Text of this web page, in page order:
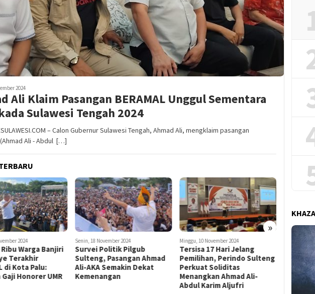
2024
Ali Klaim Pasangan BERAMAL Unggul Sementara
Sulawesi Tengah 2024
– Calon Gubernur Sulawesi Tengah, Ahmad Ali, mengklaim pasangan
(Ahmad Ali - Abdul […]
»
2024
Pilgub
Ahmad
Dekat
Minggu, 10 November 2024
Tersisa 17 Hari Jelang
Pemilihan, Perindo Sulteng
Perkuat Soliditas
Menangkan Ahmad Ali-
Minggu, 10 November 2024
Ketua Umum PSI Kaesang
Pangarep Ajak Masyarakat
Sulteng Pilih Ahmad Ali-
Abdul Karim AlJufri
Sabtu, 23